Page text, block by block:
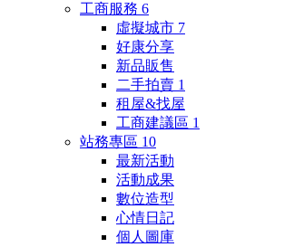
工商服務 6
虛擬城市 7
好康分享
新品販售
二手拍賣 1
租屋&找屋
工商建議區 1
站務專區 10
最新活動
活動成果
數位造型
心情日記
個人圖庫